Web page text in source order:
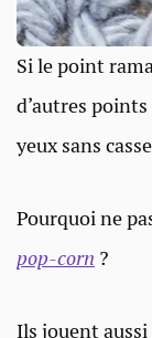
Si le point
d’autres
yeux sans
Pourquoi ne
pop-corn ?
Ils jouent